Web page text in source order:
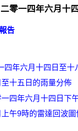
零一四年六月十
告
四年六月十四日至十
十五日的雨量分佈
四年六月十四日下
午9時的雷達回波圖